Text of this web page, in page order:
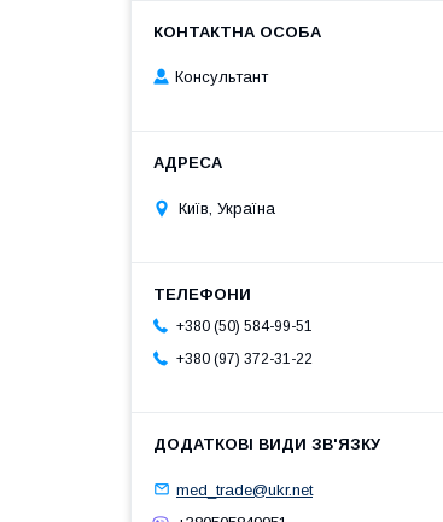
Консультант
Київ, Україна
+380 (50) 584-99-51
+380 (97) 372-31-22
med_trade@ukr.net